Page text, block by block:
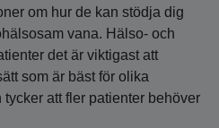
om hur de kan stödja dig
vana. Hälso- och
det är viktigast att
som är bäst för olika
att fler patienter behöver